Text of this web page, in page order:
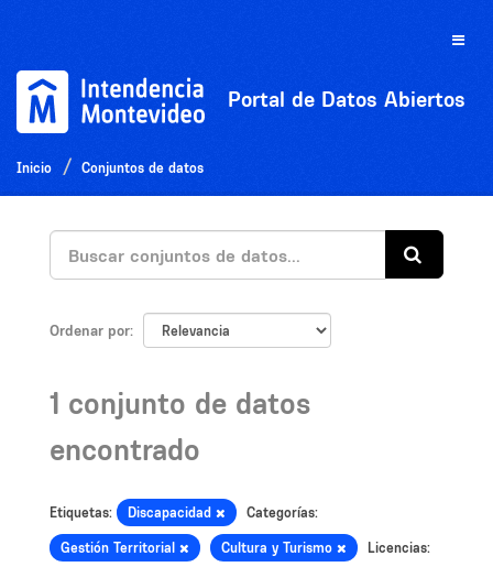
Toggle
Portal de Datos Abiertos
Inicio Conjuntos de datos
Ordenar por
1 conjunto de datos
encontrado
Etiquetas: Discapacidad Categorías:
Gestión Territorial Cultura y Turismo Licencias: